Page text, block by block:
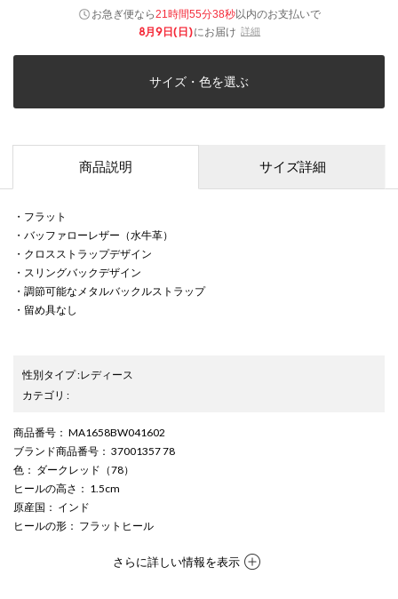
お急ぎ便なら21時間55分38秒以内のお支払いで
8月9日(日)にお届け 詳細
サイズ・色を選ぶ
商品説明 サイズ詳細
・フラット
・バッファローレザー（水牛革）
・クロスストラップデザイン
・スリングバックデザイン
・調節可能なメタルバックルストラップ
・留め具なし
性別タイプ:レディース
カテゴリ :
商品番号 ： MA1658BW041602
ブランド商品番号 ： 37001357 78
色 ： ダークレッド（78）
ヒールの高さ ： 1.5cm
原産国 ： インド
ヒールの形 ： フラットヒール
さらに詳しい情報を表示